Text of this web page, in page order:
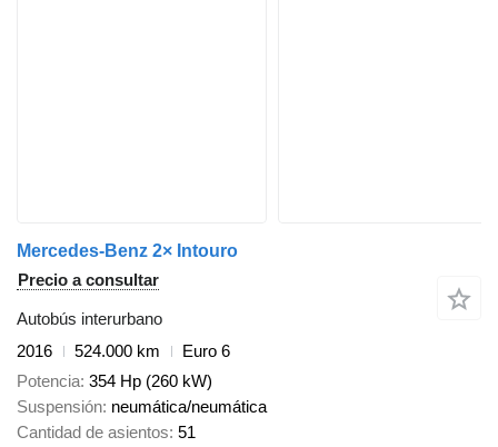
Mercedes-Benz 2× Intouro
Precio a consultar
Autobús interurbano
2016
524.000 km
Euro 6
Potencia 354 Hp (260 kW)
Suspensión neumática/neumática
Cantidad de asientos 51